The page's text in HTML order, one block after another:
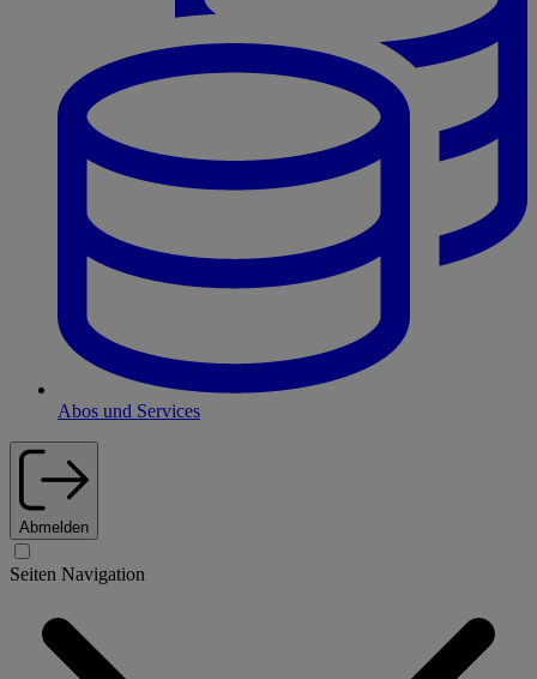
Abos und Services
Abmelden
Seiten Navigation